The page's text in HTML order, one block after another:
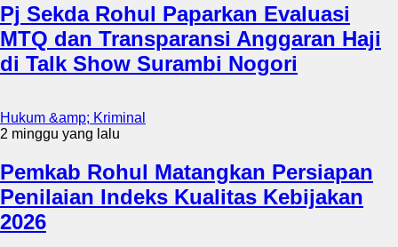
Pj Sekda Rohul Paparkan Evaluasi
MTQ dan Transparansi Anggaran Haji
di Talk Show Surambi Nogori
Hukum &amp; Kriminal
2 minggu yang lalu
Pemkab Rohul Matangkan Persiapan
Penilaian Indeks Kualitas Kebijakan
2026